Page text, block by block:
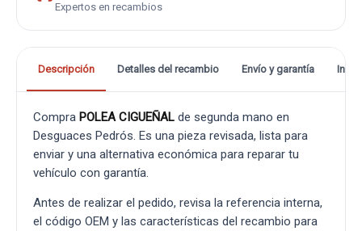
Expertos en recambios
Descripción Detalles del recambio Envío y garantía
Compra POLEA CIGUEÑAL de segunda mano en
Desguaces Pedrós. Es una pieza revisada, lista para
enviar y una alternativa económica para reparar tu
vehículo con garantía.
Antes de realizar el pedido, revisa la referencia interna,
el código OEM y las características del recambio para